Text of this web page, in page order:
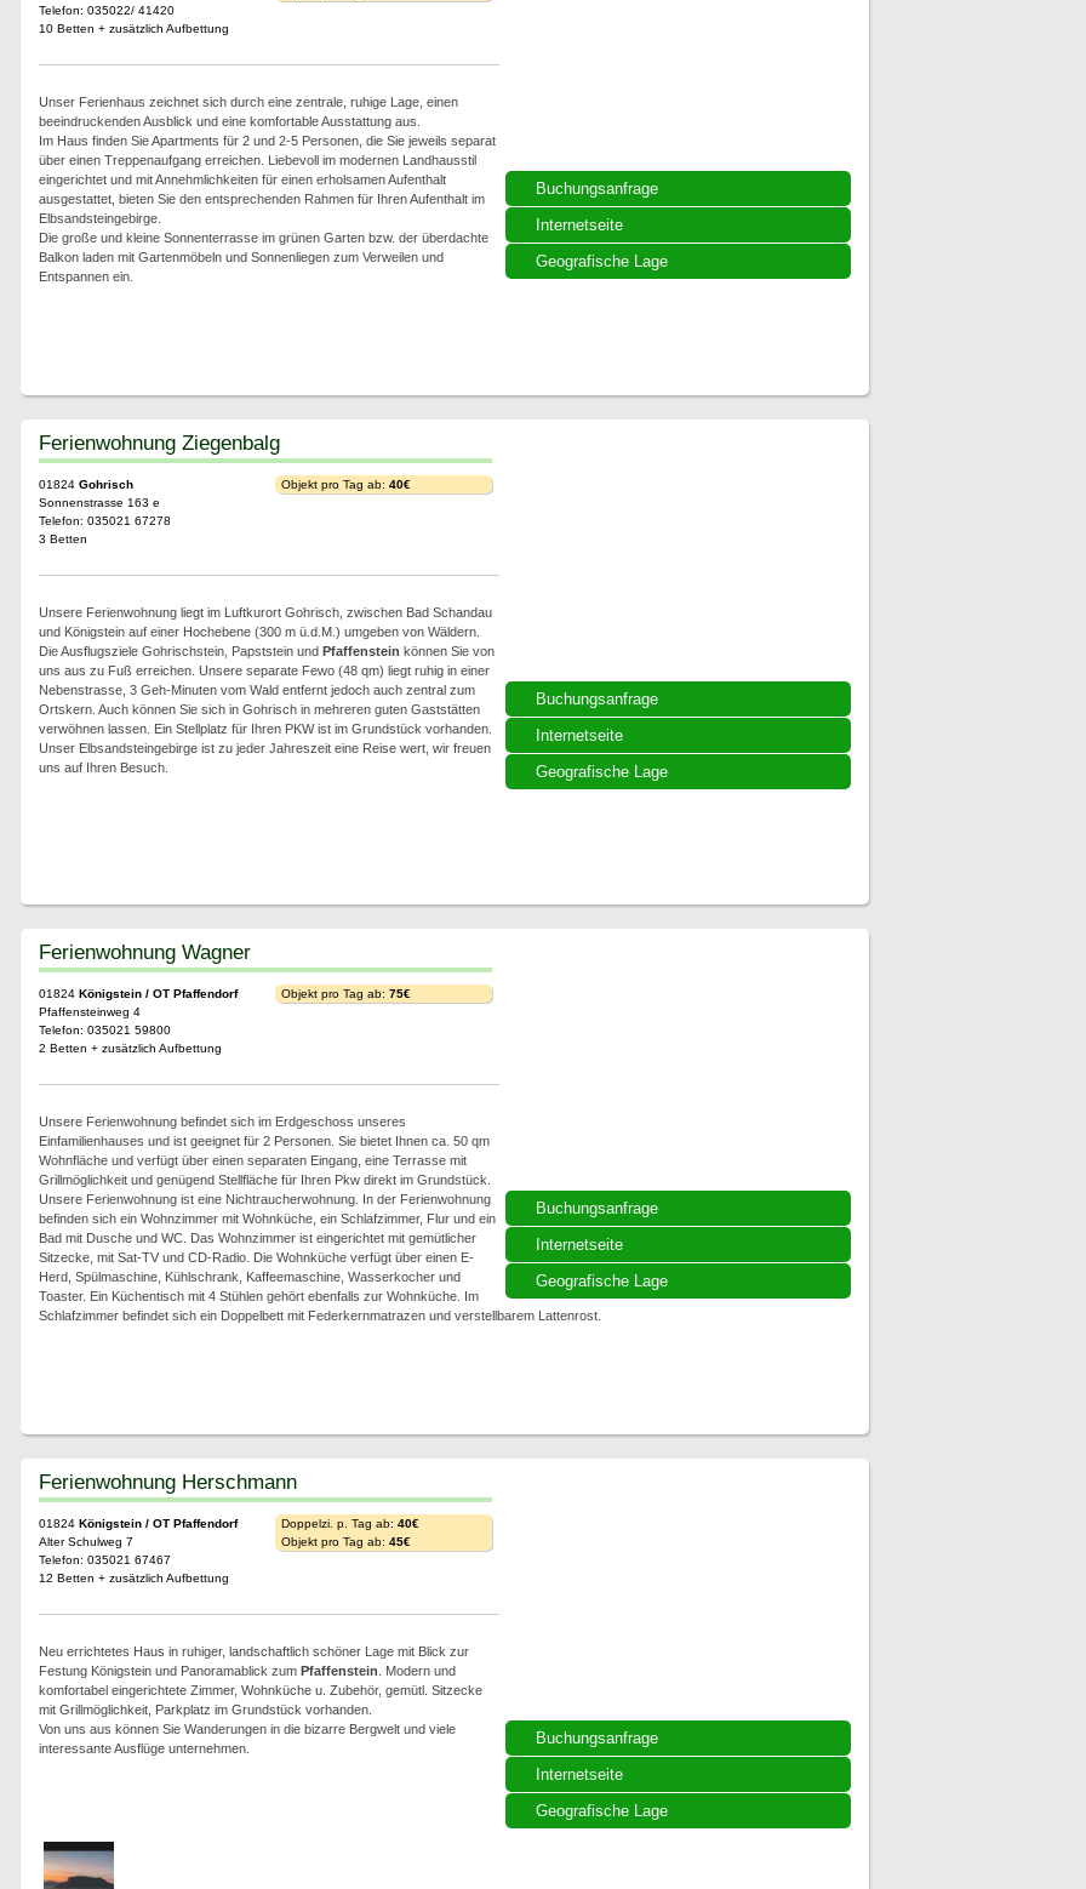
Buchungsanfrage
Internetseite
Geografische Lage
Telefon: 035022/ 41420
10 Betten + zusätzlich Aufbettung
Unser Ferienhaus zeichnet sich durch eine zentrale, ruhige Lage, einen
beeindruckenden Ausblick und eine komfortable Ausstattung aus.
Im Haus finden Sie Apartments für 2 und 2-5 Personen, die Sie jeweils separat
über einen Treppenaufgang erreichen. Liebevoll im modernen Landhausstil
eingerichtet und mit Annehmlichkeiten für einen erholsamen Aufenthalt
ausgestattet, bieten Sie den entsprechenden Rahmen für Ihren Aufenthalt im
Elbsandsteingebirge.
Die große und kleine Sonnenterrasse im grünen Garten bzw. der überdachte
Balkon laden mit Gartenmöbeln und Sonnenliegen zum Verweilen und
Entspannen ein.
Buchungsanfrage
Internetseite
Geografische Lage
Ferienwohnung Ziegenbalg
01824 Gohrisch
Sonnenstrasse 163 e
Telefon: 035021 67278
3 Betten
Objekt pro Tag ab: 40€
Unsere Ferienwohnung liegt im Luftkurort Gohrisch, zwischen Bad Schandau
und Königstein auf einer Hochebene (300 m ü.d.M.) umgeben von Wäldern.
Die Ausflugsziele Gohrischstein, Papststein und Pfaffenstein können Sie von
uns aus zu Fuß erreichen. Unsere separate Fewo (48 qm) liegt ruhig in einer
Nebenstrasse, 3 Geh-Minuten vom Wald entfernt jedoch auch zentral zum
Ortskern. Auch können Sie sich in Gohrisch in mehreren guten Gaststätten
verwöhnen lassen. Ein Stellplatz für Ihren PKW ist im Grundstück vorhanden.
Unser Elbsandsteingebirge ist zu jeder Jahreszeit eine Reise wert, wir freuen
uns auf Ihren Besuch.
Buchungsanfrage
Internetseite
Geografische Lage
Ferienwohnung Wagner
01824 Königstein / OT Pfaffendorf
Pfaffensteinweg 4
Telefon: 035021 59800
2 Betten + zusätzlich Aufbettung
Objekt pro Tag ab: 75€
Unsere Ferienwohnung befindet sich im Erdgeschoss unseres
Einfamilienhauses und ist geeignet für 2 Personen. Sie bietet Ihnen ca. 50 qm
Wohnfläche und verfügt über einen separaten Eingang, eine Terrasse mit
Grillmöglichkeit und genügend Stellfläche für Ihren Pkw direkt im Grundstück.
Unsere Ferienwohnung ist eine Nichtraucherwohnung. In der Ferienwohnung
befinden sich ein Wohnzimmer mit Wohnküche, ein Schlafzimmer, Flur und ein
Bad mit Dusche und WC. Das Wohnzimmer ist eingerichtet mit gemütlicher
Sitzecke, mit Sat-TV und CD-Radio. Die Wohnküche verfügt über einen E-
Herd, Spülmaschine, Kühlschrank, Kaffeemaschine, Wasserkocher und
Toaster. Ein Küchentisch mit 4 Stühlen gehört ebenfalls zur Wohnküche. Im
Schlafzimmer befindet sich ein Doppelbett mit Federkernmatrazen und verstellbarem Lattenrost.
Buchungsanfrage
Internetseite
Geografische Lage
Ferienwohnung Herschmann
01824 Königstein / OT Pfaffendorf
Alter Schulweg 7
Telefon: 035021 67467
12 Betten + zusätzlich Aufbettung
Doppelzi. p. Tag ab: 40€
Objekt pro Tag ab: 45€
Neu errichtetes Haus in ruhiger, landschaftlich schöner Lage mit Blick zur
Festung Königstein und Panoramablick zum Pfaffenstein . Modern und
komfortabel eingerichtete Zimmer, Wohnküche u. Zubehör, gemütl. Sitzecke
mit Grillmöglichkeit, Parkplatz im Grundstück vorhanden.
Von uns aus können Sie Wanderungen in die bizarre Bergwelt und viele
interessante Ausflüge unternehmen.